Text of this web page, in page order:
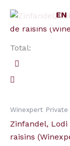
Reserve)
EN
Total:
Winexpert Private
Zinfandel, Lodi
raisins